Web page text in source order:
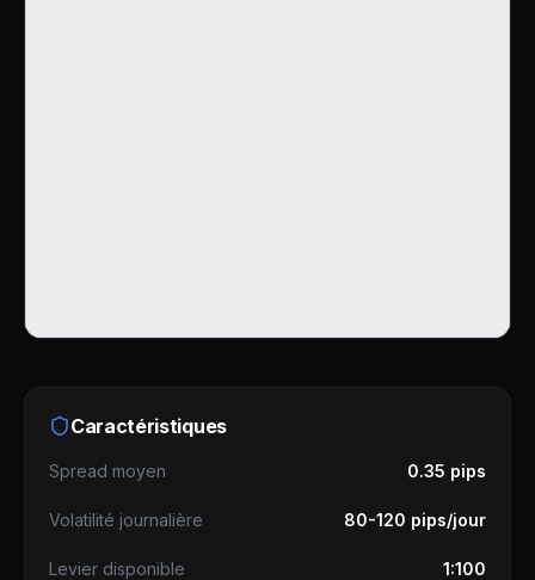
Caractéristiques
Spread moyen 0.35 pips
Volatilité journalière 80-120 pips/jour
Levier disponible 1:100